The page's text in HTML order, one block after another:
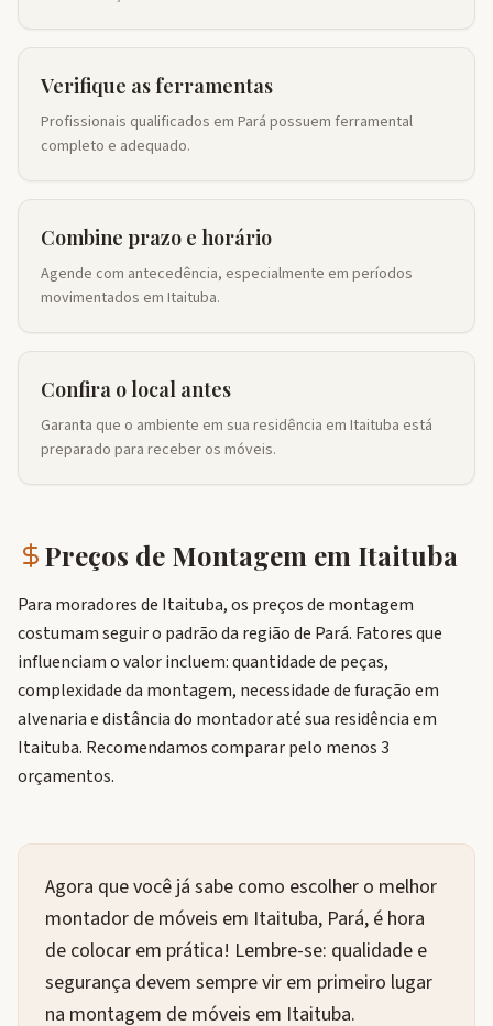
Verifique as ferramentas
Profissionais qualificados em Pará possuem ferramental
completo e adequado.
Combine prazo e horário
Agende com antecedência, especialmente em períodos
movimentados em Itaituba.
Confira o local antes
Garanta que o ambiente em sua residência em Itaituba está
preparado para receber os móveis.
Preços de Montagem em Itaituba
Para moradores de Itaituba, os preços de montagem
costumam seguir o padrão da região de Pará. Fatores que
influenciam o valor incluem: quantidade de peças,
complexidade da montagem, necessidade de furação em
alvenaria e distância do montador até sua residência em
Itaituba. Recomendamos comparar pelo menos 3
orçamentos.
Agora que você já sabe como escolher o melhor
montador de móveis em Itaituba, Pará, é hora
de colocar em prática! Lembre-se: qualidade e
segurança devem sempre vir em primeiro lugar
na montagem de móveis em Itaituba.